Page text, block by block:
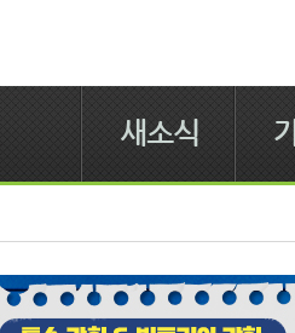
새소식